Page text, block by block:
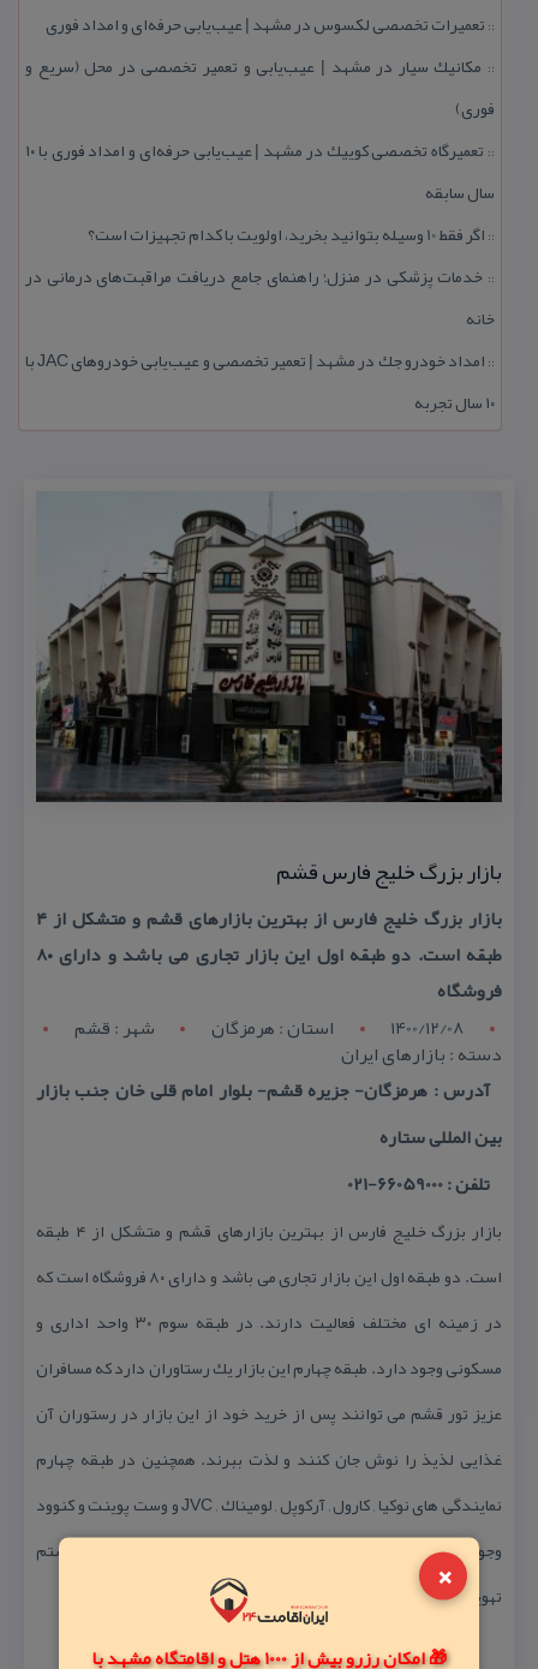
×
🎁 امکان رزرو بیش از 1000 هتل و اقامتگاه مشهد با
:: تعمیرات تخصصی لكسوس در مشهد | عیب‌یابی حرفه‌ای و امداد فوری
:: مكانیك سیار در مشهد | عیب‌یابی و تعمیر تخصصی در محل (سریع و
فوری)
::
تعمیرگاه تخصصی كوییك در مشهد | عیب‌یابی حرفه‌ای و امداد فوری با ۱۰
سال سابقه
:: اگر فقط 10 وسیله بتوانید بخرید، اولویت با كدام تجهیزات است؟
:: خدمات پزشكی در منزل؛ راهنمای جامع دریافت مراقبت‌های درمانی در
خانه
::
امداد خودرو جك در مشهد | تعمیر تخصصی و عیب‌یابی خودروهای JAC با
۱۰ سال تجربه
بازار بزرگ خلیج فارس قشم
بازار بزرگ خلیج فارس از بهترین بازارهای قشم و متشكل از ۴
طبقه است. دو طبقه اول این بازار تجاری می باشد و دارای ۸۰
فروشگاه
1400/12/08
استان : هرمزگان شهر : قشم
دسته : بازارهای ایران
آدرس : هرمزگان- جزیره قشم- بلوار امام قلی خان جنب بازار
بین المللی ستاره
تلفن : 66059000-021
بازار بزرگ خلیج فارس از بهترین بازارهای قشم و متشكل از ۴ طبقه
است. دو طبقه اول این بازار تجاری می باشد و دارای ۸۰ فروشگاه است كه
در زمینه ای مختلف فعالیت دارند. در طبقه سوم ۳۰ واحد اداری و
مسكونی وجود دارد. طبقه چهارم این بازار یك رستاوران دارد كه مسافران
عزیز تور قشم می توانند پس از خرید خود از این بازار در رستوران آن
غذایی لذیذ را نوش جان كنند و لذت ببرند. همچنین در طبقه چهارم
نمایندگی های نوكیا , كارول , آركوپل , لومیناك , JVC و وست پوینت و كنوود
وجود دارد. همچنین بازار بزرگ خلیج فارس دارای ۴ آسانسور و سیستم
تهویه مركزی هم می باشد.